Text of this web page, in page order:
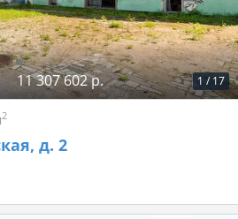
1 / 17
11 307 602 р.
2
д. 2